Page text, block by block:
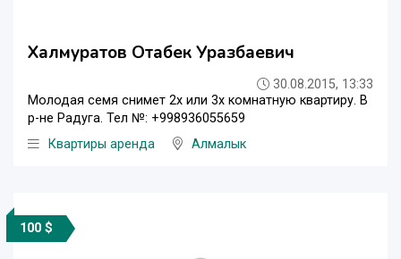
Халмуратов Отабек Уразбаевич
30.08.2015, 13:33
Молодая семя снимет 2х или 3х комнатную квартиру. В
р-не Радуга. Тел №: +998936055659
Квартиры аренда
Алмалык
100 $